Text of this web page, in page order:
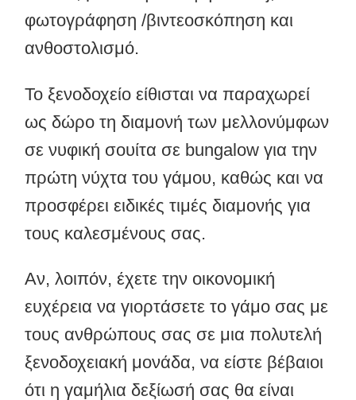
φωτογράφηση /βιντεοσκόπηση και
ανθοστολισμό.
Το ξενοδοχείο είθισται να παραχωρεί
ως δώρο τη διαμονή των μελλονύμφων
σε νυφική σουίτα σε bungalow για την
πρώτη νύχτα του γάμου, καθώς και να
προσφέρει ειδικές τιμές διαμονής για
τους καλεσμένους σας.
Αν, λοιπόν, έχετε την οικονομική
ευχέρεια να γιορτάσετε το γάμο σας με
τους ανθρώπους σας σε μια πολυτελή
ξενοδοχειακή μονάδα, να είστε βέβαιοι
ότι η γαμήλια δεξίωσή σας θα είναι